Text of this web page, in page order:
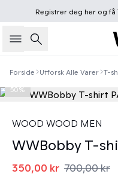
Registrer deg herog få
Søk
Forside Utforsk Alle Varer T-
50%
WOOD WOOD MEN
WWBobby T-
350,00 kr 700,00 kr